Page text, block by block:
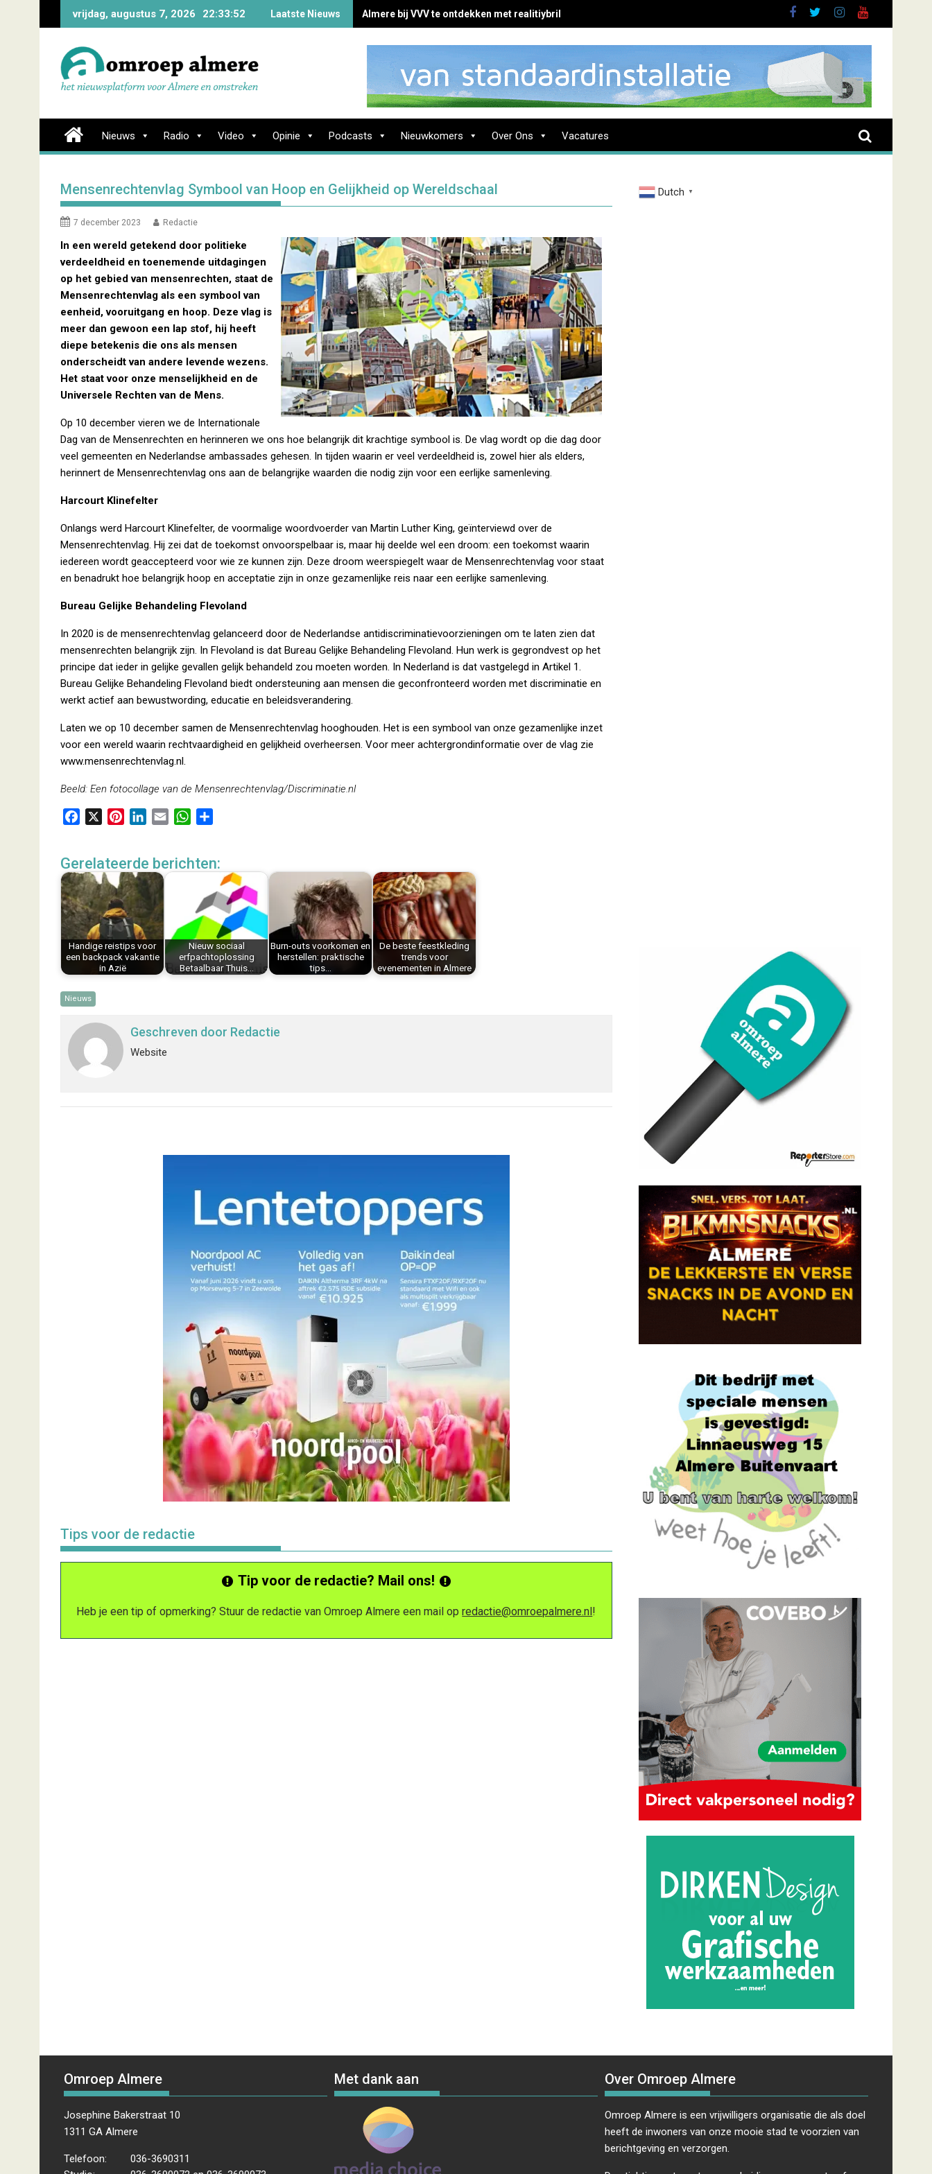
vrijdag, augustus 7, 2026 22:33:53 Laatste Nieuws Almere bij VVV te ontdekken met realitiybril
Nieuws Radio Video Opinie Podcasts Nieuwkomers Over Ons Vacatures
Mensenrechtenvlag Symbool van Hoop en Gelijkheid op Wereldschaal
7 december 2023 Redactie
In een wereld getekend door politieke
verdeeldheid en toenemende uitdagingen
op het gebied van mensenrechten, staat de
Mensenrechtenvlag als een symbool van
eenheid, vooruitgang en hoop. Deze vlag is
meer dan gewoon een lap stof, hij heeft
diepe betekenis die ons als mensen
onderscheidt van andere levende wezens.
Het staat voor onze menselijkheid en de
Universele Rechten van de Mens.
Op 10 december vieren we de Internationale
Dag van de Mensenrechten en herinneren we ons hoe belangrijk dit krachtige symbool is. De vlag wordt op die dag door
veel gemeenten en Nederlandse ambassades gehesen. In tijden waarin er veel verdeeldheid is, zowel hier als elders,
herinnert de Mensenrechtenvlag ons aan de belangrijke waarden die nodig zijn voor een eerlijke samenleving.
Harcourt Klinefelter
Onlangs werd Harcourt Klinefelter, de voormalige woordvoerder van Martin Luther King, geïnterviewd over de
Mensenrechtenvlag. Hij zei dat de toekomst onvoorspelbaar is, maar hij deelde wel een droom: een toekomst waarin
iedereen wordt geaccepteerd voor wie ze kunnen zijn. Deze droom weerspiegelt waar de Mensenrechtenvlag voor staat
en benadrukt hoe belangrijk hoop en acceptatie zijn in onze gezamenlijke reis naar een eerlijke samenleving.
Bureau Gelijke Behandeling Flevoland
In 2020 is de mensenrechtenvlag gelanceerd door de Nederlandse antidiscriminatievoorzieningen om te laten zien dat
mensenrechten belangrijk zijn. In Flevoland is dat Bureau Gelijke Behandeling Flevoland. Hun werk is gegrondvest op het
principe dat ieder in gelijke gevallen gelijk behandeld zou moeten worden. In Nederland is dat vastgelegd in Artikel 1.
Bureau Gelijke Behandeling Flevoland biedt ondersteuning aan mensen die geconfronteerd worden met discriminatie en
werkt actief aan bewustwording, educatie en beleidsverandering.
Laten we op 10 december samen de Mensenrechtenvlag hooghouden. Het is een symbool van onze gezamenlijke inzet
voor een wereld waarin rechtvaardigheid en gelijkheid overheersen. Voor meer achtergrondinformatie over de vlag zie
www.mensenrechtenvlag.nl.
Beeld: Een fotocollage van de Mensenrechtenvlag/Discriminatie.nl
e
b
o
o
k
t
e
r
e
s
t
k
e
n
i
W
t
p
p
e
Gerelateerde berichten:
Handige reistips voor
een backpack vakantie
in Azië
Nieuw sociaal
erfpachtoplossing
Betaalbaar Thuis…
Burn-outs voorkomen en
herstellen: praktische
tips…
De beste feestkleding
trends voor
evenementen in Almere
Nieuws
Geschreven door Redactie
Website
Tips voor de redactie
Tip voor de redactie? Mail ons!
Heb je een tip of opmerking? Stuur de redactie van Omroep Almere een mail opredactie@omroepalmere.nl!
Dutch ▼
Omroep Almere
Josephine Bakerstraat 10
1311 GA Almere
Telefoon:
036-3690311
Met dank aan Over Omroep Almere
Omroep Almere is een vrijwilligers organisatie die als doel
heeft de inwoners van onze mooie stad te voorzien van
berichtgeving en verzorgen.